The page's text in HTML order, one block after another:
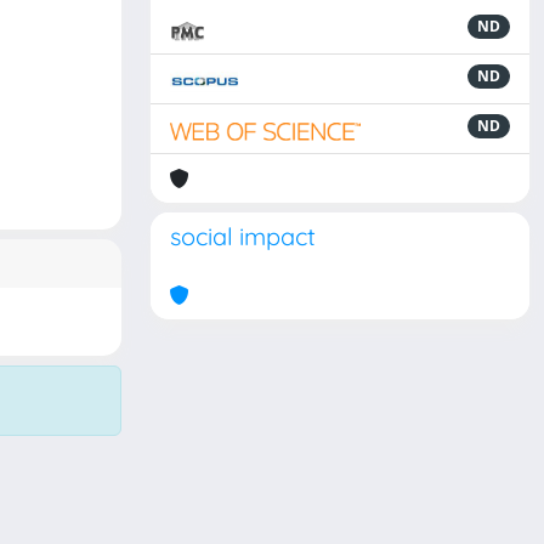
ND
ND
ND
social impact